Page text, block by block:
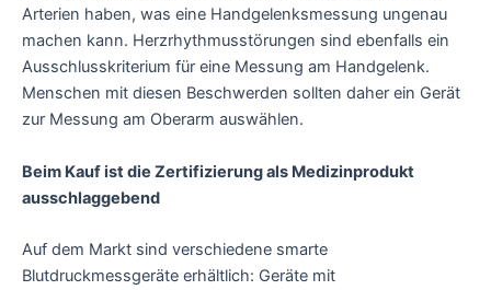
Arterien haben, was eine Handgelenksmessung ungenau
machen kann. Herzrhythmusstörungen sind ebenfalls ein
Ausschlusskriterium für eine Messung am Handgelenk.
Menschen mit diesen Beschwerden sollten daher ein Gerät
zur Messung am Oberarm auswählen.
Beim Kauf ist die Zertifizierung als Medizinprodukt
ausschlaggebend
Auf dem Markt sind verschiedene smarte
Blutdruckmessgeräte erhältlich: Geräte mit